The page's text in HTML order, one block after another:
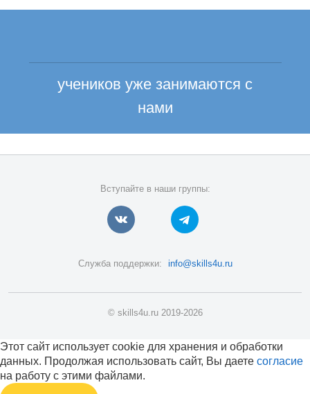
учеников уже занимаются с
нами
Вступайте в наши группы:
Служба поддержки: info@skills4u.ru
© skills4u.ru 2019-2026
Этот сайт использует cookie для хранения и обработки
данных. Продолжая использовать сайт, Вы даете согласие
на работу с этими файлами.